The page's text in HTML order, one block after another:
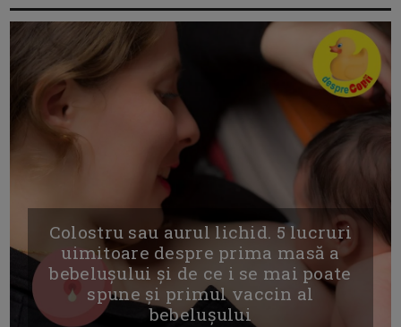
Colostru sau aurul lichid. 5 lucruri
uimitoare despre prima masă a
bebelușului și de ce i se mai poate
spune și primul vaccin al
bebelușului